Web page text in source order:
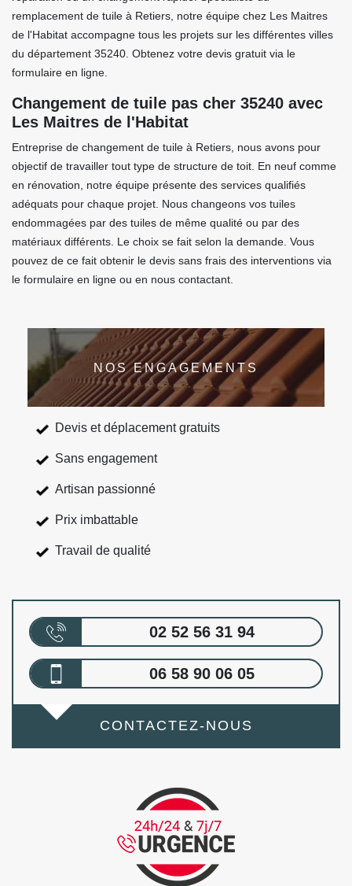
remplacement de tuile à Retiers, notre équipe chez Les Maitres
de l'Habitat accompagne tous les projets sur les différentes villes
du département 35240. Obtenez votre devis gratuit via le
formulaire en ligne.
Changement de tuile pas cher 35240 avec
Les Maitres de l'Habitat
Entreprise de changement de tuile à Retiers, nous avons pour
objectif de travailler tout type de structure de toit. En neuf comme
en rénovation, notre équipe présente des services qualifiés
adéquats pour chaque projet. Nous changeons vos tuiles
endommagées par des tuiles de même qualité ou par des
matériaux différents. Le choix se fait selon la demande. Vous
pouvez de ce fait obtenir le devis sans frais des interventions via
le formulaire en ligne ou en nous contactant.
NOS ENGAGEMENTS
Devis et déplacement gratuits
Sans engagement
Artisan passionné
Prix imbattable
Travail de qualité
02 52 56 31 94
06 58 90 06 05
CONTACTEZ-NOUS